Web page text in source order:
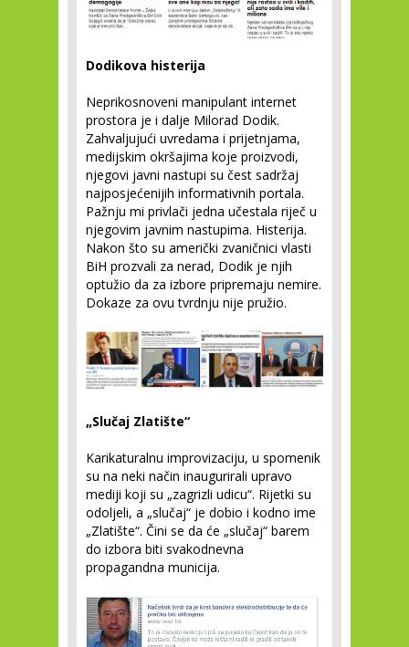
Dodikova histerija
Neprikosnoveni manipulant internet
prostora je i dalje Milorad Dodik.
Zahvaljujući uvredama i prijetnjama,
medijskim okršajima koje proizvodi,
njegovi javni nastupi su čest sadržaj
najposjećenijih informativnih portala.
Pažnju mi privlači jedna učestala riječ u
njegovim javnim nastupima. Histerija.
Nakon što su američki zvaničnici vlasti
BiH prozvali za nerad, Dodik je njih
optužio da za izbore pripremaju nemire.
Dokaze za ovu tvrdnju nije pružio.
„Slučaj Zlatište“
Karikaturalnu improvizaciju, u spomenik
su na neki način inaugurirali upravo
mediji koji su „zagrizli udicu“. Rijetki su
odoljeli, a „slučaj“ je dobio i kodno ime
„Zlatište“. Čini se da će „slučaj“ barem
do izbora biti svakodnevna
propagandna municija.